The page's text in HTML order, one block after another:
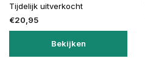
Tijdelijk uitverkocht
€20,95
Bekijken